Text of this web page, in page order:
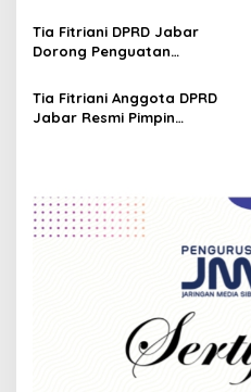
i
n
Jabar Tepat Sasaran
Tia Fitriani DPRD Jabar
Dorong Penguatan
Pemprov Jabar hingga
Tingkat Desa
Tia Fitriani Anggota DPRD
Jabar Resmi Pimpin